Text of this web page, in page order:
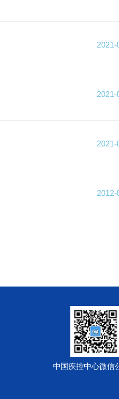
2021-
2021-
2021-
2012-
中国疾控中心微信